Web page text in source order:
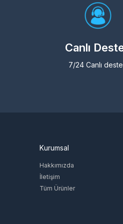
Wizard Games
Blizzard
Bigpoint
ESTsoft
battle.net
Canlı
7/24 Canlı
Kurumsal
Hakkımızda
İletişim
Tüm Ürünler